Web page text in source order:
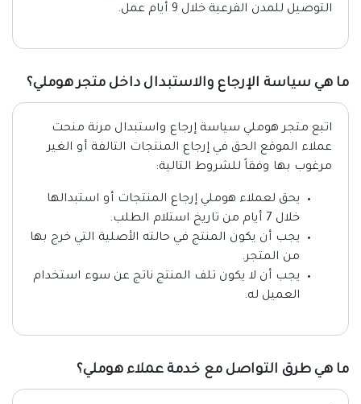
التوصيل للمدن الفرعية خلال 9 أيام عمل.
ما هي سياسة الإرجاع والاستبدال داخل متجر هوملي؟
اتبع متجر هوملي سياسة إرجاع واستبدال مرنة منحت
عملاء الموقع الحق في إرجاع المنتجات التالفة أو الغير
مرغوب بها وفقاً للشروط التالية:
يحق لعملاء هوملي إرجاع المنتجات أو استبدالها
خلال 7 أيام من تاريخ استلام الطلب.
يجب أن يكون المنتج في حالته الأصلية التي خرج بها
من المتجر.
يجب أن لا يكون تلف المنتج ناتج عن سوء استخدام
العميل له.
ما هي طرق التواصل مع خدمة عملاء هوملي؟